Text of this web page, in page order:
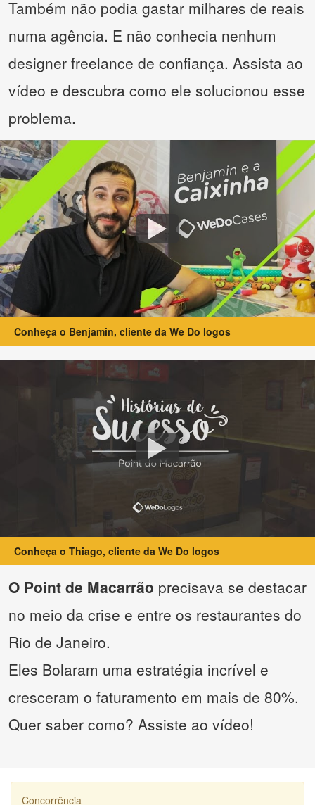
Também não podia gastar milhares de reais
numa agência. E não conhecia nenhum
designer freelance de confiança. Assista ao
vídeo e descubra como ele solucionou esse
problema.
Conheça o Benjamin, cliente da We Do logos
Conheça o Thiago, cliente da We Do logos
O Point de Macarrão precisava se destacar
no meio da crise e entre os restaurantes do
Rio de Janeiro.
Eles Bolaram uma estratégia incrível e
cresceram o faturamento em mais de 80%.
Quer saber como? Assiste ao vídeo!
Concorrência